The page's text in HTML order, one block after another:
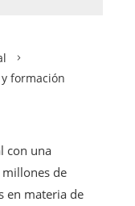
formación
con una
de
en materia de